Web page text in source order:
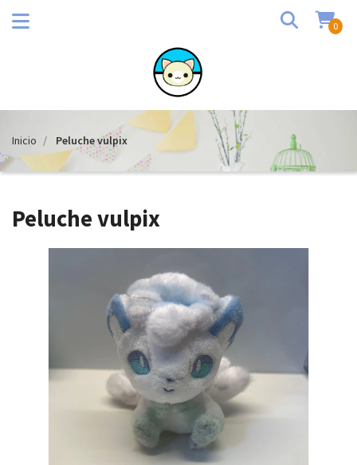
0
Inicio Peluche vulpix
Peluche vulpix